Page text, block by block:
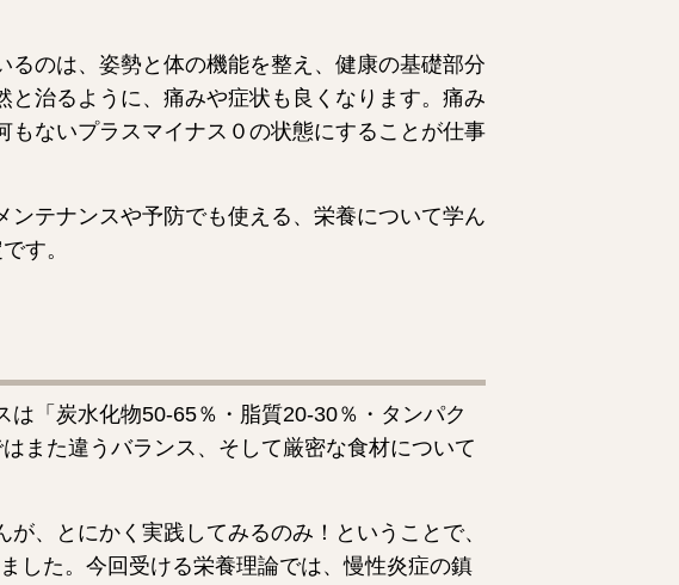
るのは、姿勢と体の機能を整え、健康の基礎部分
と治るように、痛みや症状も良くなります。痛み
ないプラスマイナス０の状態にすることが仕事
テナンスや予防でも使える、栄養について学ん
す。
「炭水化物50-65％・脂質20-30％・タンパク
また違うバランス、そして厳密な食材について
、とにかく実践してみるのみ！ということで、
した。今回受ける栄養理論では、慢性炎症の鎮